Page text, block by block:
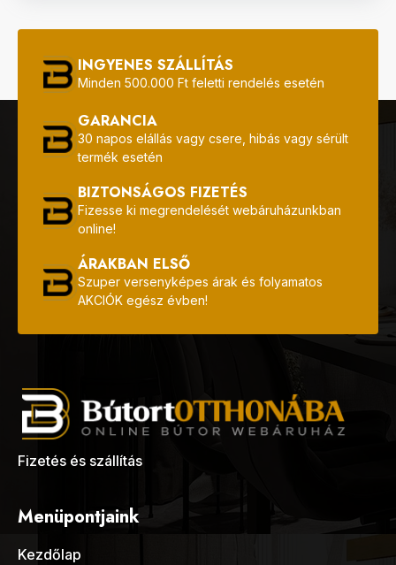
INGYENES SZÁLLÍTÁS
Minden 500.000 Ft feletti rendelés esetén
GARANCIA
30 napos elállás vagy csere, hibás vagy sérült
termék esetén
BIZTONSÁGOS FIZETÉS
Fizesse ki megrendelését webáruházunkban
online!
ÁRAKBAN ELSŐ
Szuper versenyképes árak és folyamatos
AKCIÓK egész évben!
Fizetés és szállítás
Menüpontjaink
Kezdőlap